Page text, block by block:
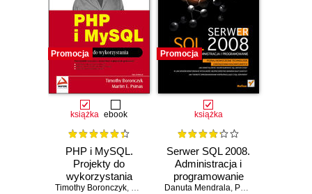
Promocja
książka ebook
PHP i MySQL.
Projekty do
wykorzystania
Timothy Boronczyk, Martin E. Psinas
Promocja
książka
Serwer SQL 2008.
Administracja i
programowanie
Danuta Mendrala, Paweł Potasiński